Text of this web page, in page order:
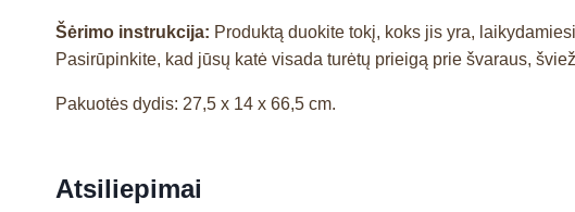
Šėrimo instrukcija: Produktą duokite tokį, koks jis yra,
Pasirūpinkite, kad jūsų katė visada turėtų prieigą prie švaraus,
Pakuotės dydis: 27,5 x 14 x 66,5 cm.
Atsiliepimai